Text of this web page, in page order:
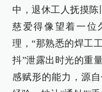
中，退休工人抚摸
慈爱得像望着一位
理，“那熟悉的焊工
抖”泄露出时光的重
感赋形的能力，源